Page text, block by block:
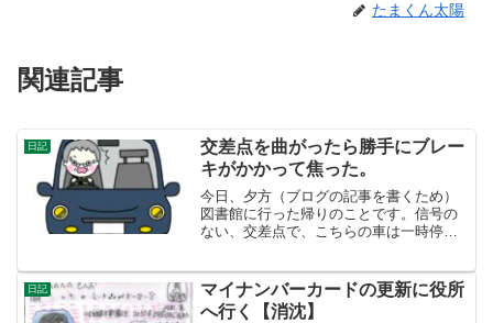
たまくん太陽
関連記事
日記
交差点を曲がったら勝手にブレー
キがかかって焦った。
今日、夕方（ブログの記事を書くため）
図書館に行った帰りのことです。信号の
ない、交差点で、こちらの車は一時停止
台あり。いまだ！と左折しましたら、突
然勝手にブレーキが・・...
日記
マイナンバーカードの更新に役所
へ行く【消沈】